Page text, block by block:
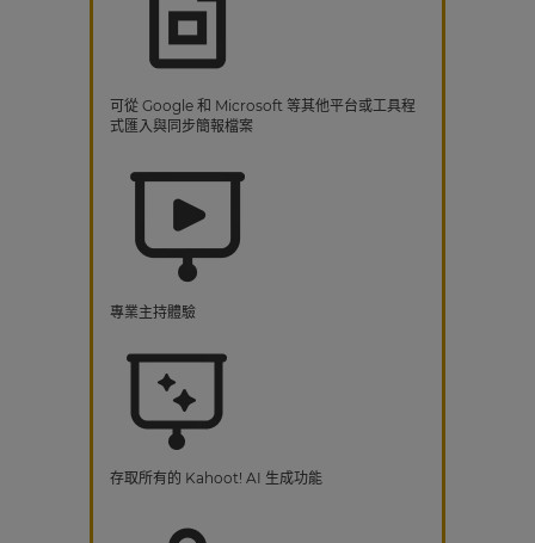
可從 Google 和 Microsoft 等其他平台或工具程
式匯入與同步簡報檔案
專業主持體驗
存取所有的 Kahoot! AI 生成功能